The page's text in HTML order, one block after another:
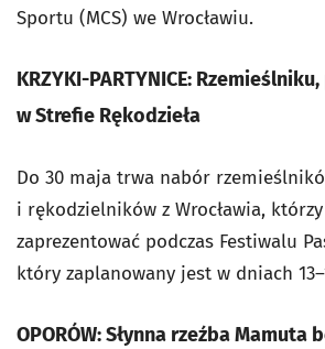
Sportu (MCS) we Wrocławiu.
KRZYKI-PARTYNICE:
w Strefie Rękodzieła
Do 30 maja trwa nabór
i rękodzielników z Wrocławia,
zaprezentować podczas Festiwalu
który zaplanowany jest w dniach
OPORÓW: Słynna rzeźba Mamuta